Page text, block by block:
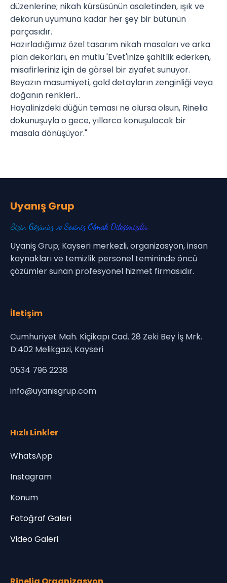
düzenlerine; nikah kürsüsünün asaletinden, ışık ve
dekorun uyumuna kadar her şey bir bütünün
parçasıdır.
Hazırladığımız özel tasarım nikah masaları ve arka
plan dekorları, en mutlu 'Evet'inize şahitlik ederken,
misafirleriniz için de görsel bir ziyafet sunuyor.
Beyazın masumiyeti, gold detayların zenginliği veya
doğanın renkleri...
Hayalinizdeki düğün teması ne olursa olsun, Rinelia
dokunuşuyla o gece, yıllarca konuşulacak bir
masala dönüşüyor."
Uyanış Grup
Sizin Gözünüz ve Sesiniz Olmak Dileğimizdir.
Uyaniş Grup; Kayseri merkezli, organizasyon, insan
kaynakları ve temizlik personel temininde öncü
çözümler sunan profesyonel hizmet firmasıdır.
İletişim
Cumhuriyet Mah. Kiçikapı Cad. 28 Zeki Bey İş Mrk.
D:402 Melikgazi, Kayseri
0534 796 2238
info@uyanisgrup.com
Hızlı Linkler
WhatsApp
Instagram
Konum
Fotoğraf Galeri
Video Galeri